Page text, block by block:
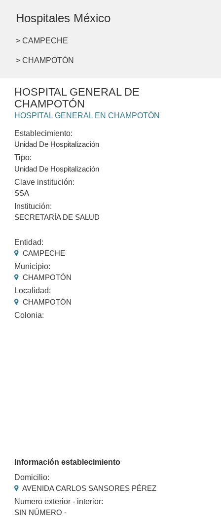
Hospitales México
> CAMPECHE
> CHAMPOTÓN
HOSPITAL GENERAL DE
CHAMPOTÓN
HOSPITAL GENERAL EN CHAMPOTÓN
Establecimiento:
Unidad De Hospitalización
Tipo:
Unidad De Hospitalización
Clave institución:
SSA
Institución:
SECRETARÍA DE SALUD
Entidad:
CAMPECHE
Municipio:
CHAMPOTÓN
Localidad:
CHAMPOTÓN
Colonia:
Información establecimiento
Domicilio:
AVENIDA CARLOS SANSORES PÉREZ
Numero exterior - interior:
SIN NÚMERO -